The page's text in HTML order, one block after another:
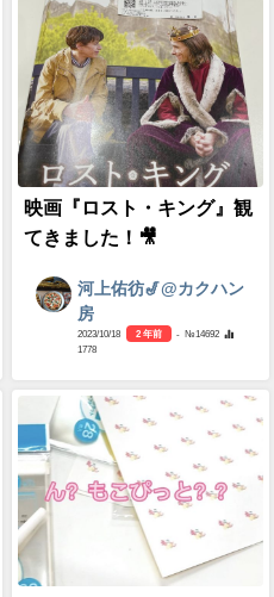
映画『ロスト・キング』観
てきました！🎥
河上佑彷🎷@カクハン
房
2023/10/18 2 年前
- №14692
1778